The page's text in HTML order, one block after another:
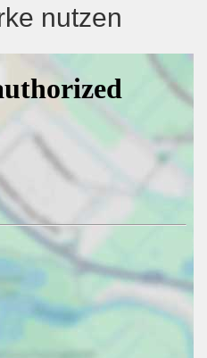
nutzen